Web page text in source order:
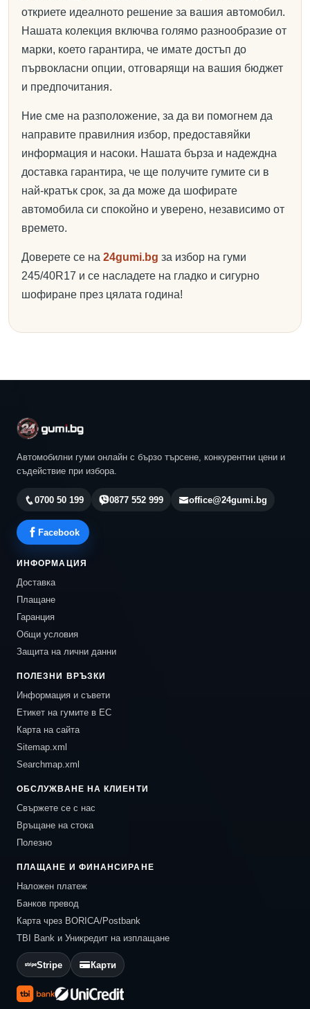
откриете идеалното решение за вашия автомобил.
Нашата колекция включва голямо разнообразие от
марки, което гарантира, че имате достъп до
първокласни опции, отговарящи на вашия бюджет
и предпочитания.
Ние сме на разположение, за да ви помогнем да
направите правилния избор, предоставяйки
информация и насоки. Нашата бърза и надеждна
доставка гарантира, че ще получите гумите си в
най-кратък срок, за да може да шофирате
автомобила си спокойно и уверено, независимо от
времето.
Доверете се на 24gumi.bg за избор на гуми
245/40R17 и се насладете на гладко и сигурно
шофиране през цялата година!
Автомобилни гуми онлайн с бързо търсене, конкурентни цени и
съдействие при избора.
0700 50 199 0877 552 999 office@24gumi.bg
Facebook
ИНФОРМАЦИЯ
Доставка
Плащане
Гаранция
Общи условия
Защита на лични данни
ПОЛЕЗНИ ВРЪЗКИ
Информация и съвети
Етикет на гумите в ЕС
Карта на сайта
Sitemap.xml
Searchmap.xml
ОБСЛУЖВАНЕ НА КЛИЕНТИ
Свържете се с нас
Връщане на стока
Полезно
ПЛАЩАНЕ И ФИНАНСИРАНЕ
Наложен платеж
Банков превод
Карта чрез BORICA/Postbank
TBI Bank и Уникредит на изплащане
Stripe Карти